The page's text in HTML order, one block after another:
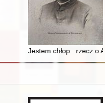
- recenzja]
Jestem chłop : rzecz o